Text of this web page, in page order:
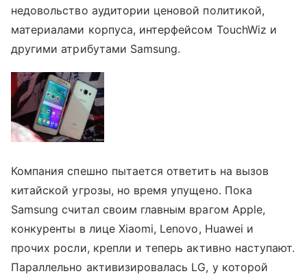
недовольство аудитории ценовой политикой,
материалами корпуса, интерфейсом TouchWiz и
другими атрибутами Samsung.
Компания спешно пытается ответить на вызов
китайской угрозы, но время упущено. Пока
Samsung считал своим главным врагом Apple,
конкуренты в лице Xiaomi, Lenovo, Huawei и
прочих росли, крепли и теперь активно наступают.
Параллельно активизировалась LG, у которой